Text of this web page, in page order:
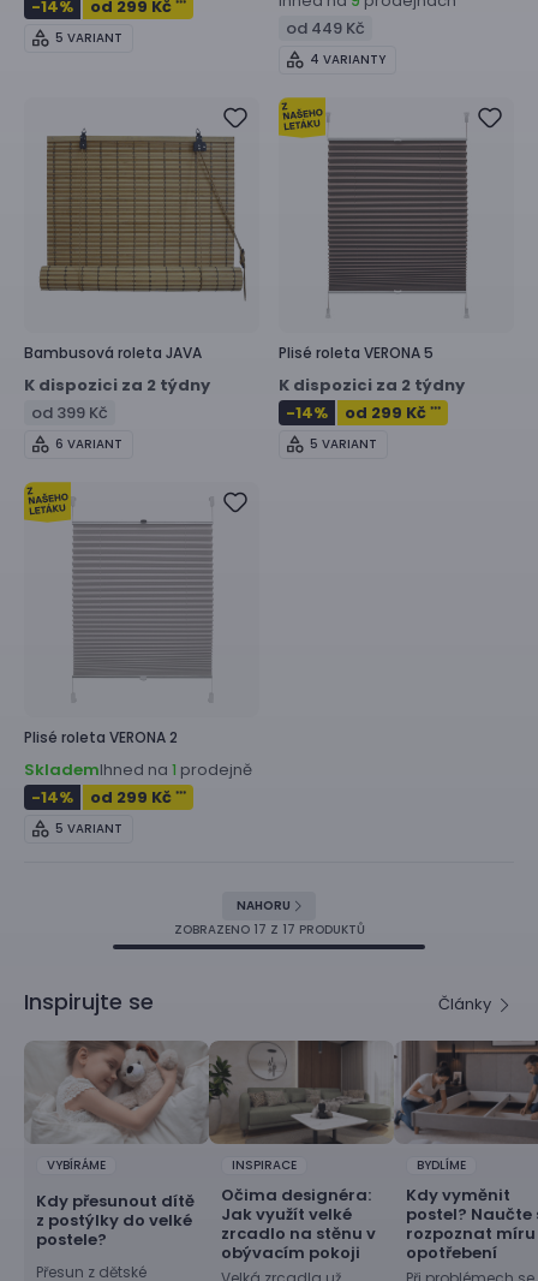
-14% od 299 Kč ***
5 VARIANT
od 449 Kč
4 VARIANTY
Bambusová roleta JAVA
K dispozici za 2 týdny
od 399 Kč
6 VARIANT
Plisé roleta VERONA 5
K dispozici za 2 týdny
-14% od 299 Kč ***
5 VARIANT
Plisé roleta VERONA 2
SklademIhned na 1 prodejně
-14% od 299 Kč ***
5 VARIANT
NAHORU
ZOBRAZENO 17 Z 17 PRODUKTŮ
Inspirujte se Články
VYBÍRÁME
Kdy přesunout dítě
z postýlky do velké
postele?
Přesun z dětské
INSPIRACE
Očima designéra:
Jak využít velké
zrcadlo na stěnu v
obývacím pokoji
BYDLÍME
Kdy vyměnit
postel? Naučte
rozpoznat míru
opotřebení